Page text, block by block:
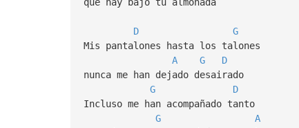
D
G
Mis pantalones hasta los talones
A
G
D
nunca me han dejado desairado
G
D
Incluso me han acompañado tanto
G
A